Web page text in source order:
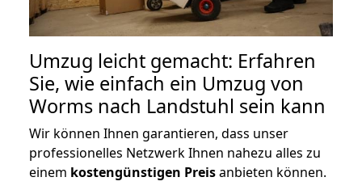
Umzug leicht gemacht: Erfahren
Sie, wie einfach ein Umzug von
Worms nach Landstuhl sein kann
Wir können Ihnen garantieren, dass unser
professionelles Netzwerk Ihnen nahezu alles zu
einem kostengünstigen Preisanbieten können.